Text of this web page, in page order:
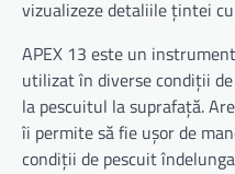
vizualizeze detaliile țintei
APEX 13 este un
utilizat în diverse condiții
la pescuitul la suprafață.
îi permite să fie ușor de
condiții de pescuit